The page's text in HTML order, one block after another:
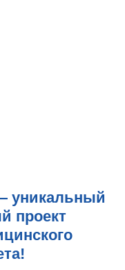
уникальный
проект